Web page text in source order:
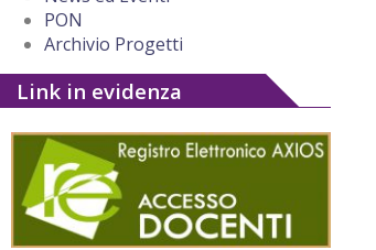
PON
Archivio Progetti
Link in evidenza